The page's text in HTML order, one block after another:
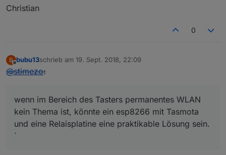
Christian
0
B
Offline
bubu13schrieb am 19. Sept. 2018, 22:09
zuletzt editiert von
@stimezo:
wenn im Bereich des Tasters permanentes WLAN
kein Thema ist, könnte ein esp8266 mit Tasmota
und eine Relaisplatine eine praktikable Lösung sein.
`